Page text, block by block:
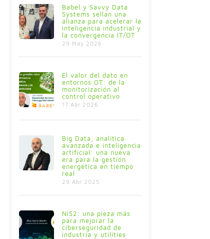
Babel y Savvy Data
Systems sellan una
alianza para acelerar la
inteligencia industrial y
la convergencia IT/OT
29 May 2026
El valor del dato en
entornos OT: de la
monitorización al
control operativo
17 Abr 2026
Big Data, analítica
avanzada e inteligencia
artificial: una nueva
era para la gestión
energética en tiempo
real
29 Abr 2025
NIS2: una pieza más
para mejorar la
ciberseguridad de
industria y utilities